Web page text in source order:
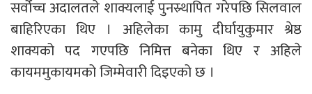
सर्वोच्च अदालतले शाक्यलाई पुनस्र्थापित गरेपछि सिलवाल
बाहिरिएका थिए । अहिलेका कामु दीर्घायुकुमार श्रेष्ठ
शाक्यको पद गएपछि निमित्त बनेका थिए र अहिले
कायममुकायमको जिम्मेवारी दिइएको छ ।